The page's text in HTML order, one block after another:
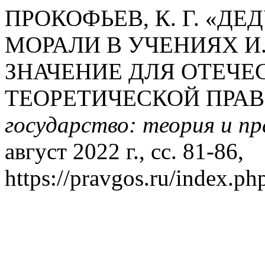
ПРОКОФЬЕВ, К. Г.
МОРАЛИ В УЧЕНИЯХ
ЗНАЧЕНИЕ ДЛЯ
ТЕОРЕТИЧЕСКОЙ
государство: теория и
август 2022 г., сс. 81-86,
https://pravgos.ru/